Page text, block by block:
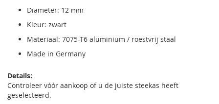
Diameter: 12 mm
Kleur: zwart
Materiaal: 7075-T6 aluminium / roestvrij staal
Made in Germany
Details:
Controleer vóór aankoop of u de juiste steekas heeft
geselecteerd.